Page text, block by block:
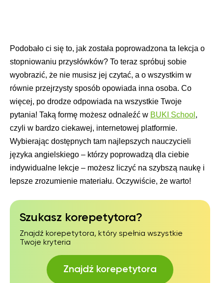
Podobało ci się to, jak została poprowadzona ta lekcja o
stopniowaniu przysłówków? To teraz spróbuj sobie
wyobrazić, że nie musisz jej czytać, a o wszystkim w
równie przejrzysty sposób opowiada inna osoba. Co
więcej, po drodze odpowiada na wszystkie Twoje
pytania! Taką formę możesz odnaleźć w BUKI School ,
czyli w bardzo ciekawej, internetowej platformie.
Wybierając dostępnych tam najlepszych nauczycieli
języka angielskiego – którzy poprowadzą dla ciebie
indywidualne lekcje – możesz liczyć na szybszą naukę i
lepsze zrozumienie materiału. Oczywiście, że warto!
Szukasz korepetytora?
Znajdź korepetytora, który spełnia wszystkie
Twoje kryteria
Znajdź korepetytora